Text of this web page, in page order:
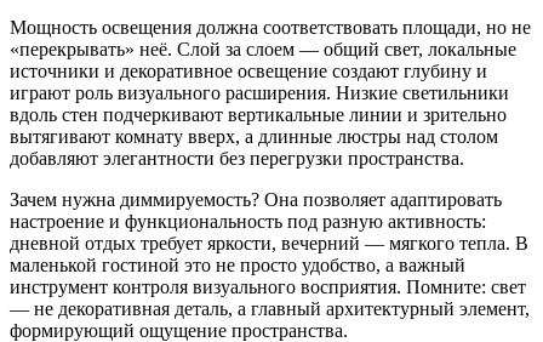
Мощность освещения должна соответствовать площади, но не
«перекрывать» неё. Слой за слоем — общий свет, локальные
источники и декоративное освещение создают глубину и
играют роль визуального расширения. Низкие светильники
вдоль стен подчеркивают вертикальные линии и зрительно
вытягивают комнату вверх, а длинные люстры над столом
добавляют элегантности без перегрузки пространства.
Зачем нужна диммируемость? Она позволяет адаптировать
настроение и функциональность под разную активность:
дневной отдых требует яркости, вечерний — мягкого тепла. В
маленькой гостиной это не просто удобство, а важный
инструмент контроля визуального восприятия. Помните: свет
— не декоративная деталь, а главный архитектурный элемент,
формирующий ощущение пространства.